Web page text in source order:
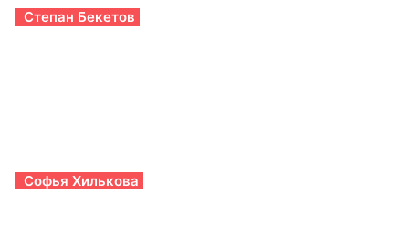
Степан Бекетов
Софья Хилькова